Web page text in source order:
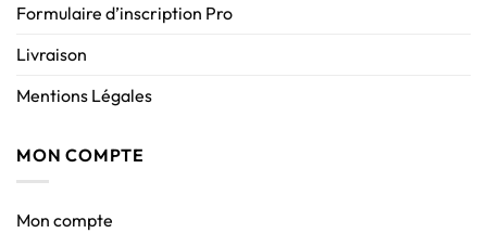
Formulaire d’inscription Pro
Livraison
Mentions Légales
MON COMPTE
Mon compte